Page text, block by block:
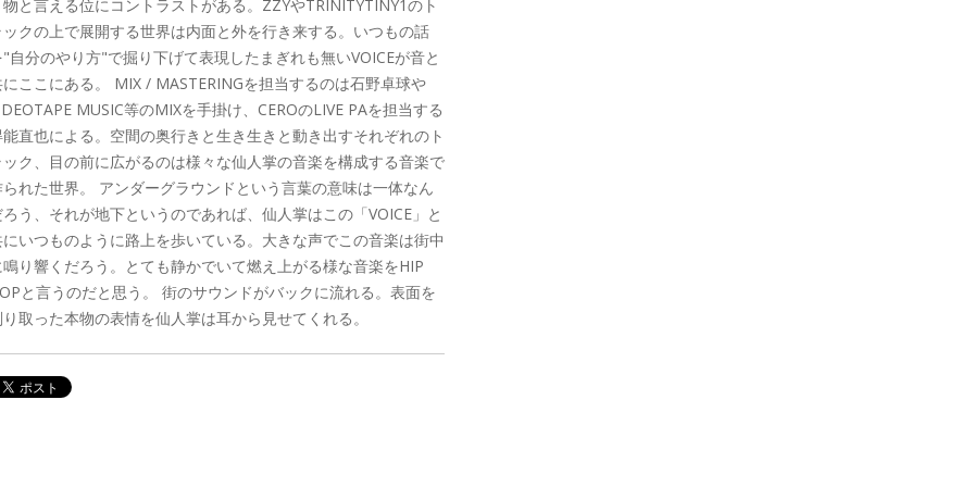
と言える位にコントラストがある。ZZYやTRINITYTINY1のト
クの上で展開する世界は内面と外を行き来する。いつもの話
自分のやり方"で掘り下げて表現したまぎれも無いVOICEが音と
ここにある。 MIX / MASTERINGを担当するのは石野卓球や
MUSIC等のMIXを手掛け、CEROのLIVE PAを担当する
直也による。空間の奥行きと生き生きと動き出すそれぞれのト
ク、目の前に広がるのは様々な仙人掌の音楽を構成する音楽で
れた世界。 アンダーグラウンドという言葉の意味は一体なん
う、それが地下というのであれば、仙人掌はこの「VOICE」と
いつものように路上を歩いている。大きな声でこの音楽は街中
り響くだろう。とても静かでいて燃え上がる様な音楽をHIP
と言うのだと思う。 街のサウンドがバックに流れる。表面を
取った本物の表情を仙人掌は耳から見せてくれる。